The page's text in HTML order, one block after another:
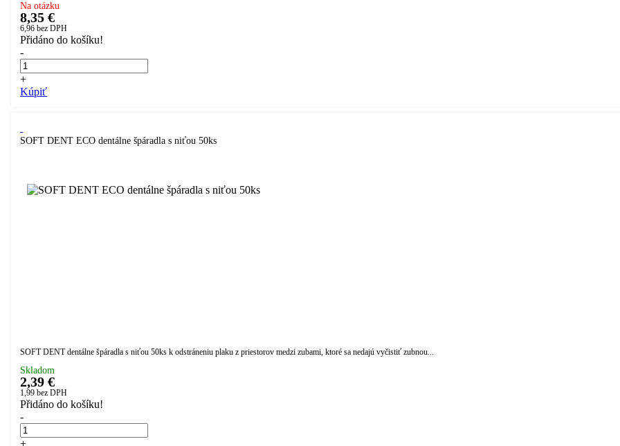
Na otázku
8,35 €
6,96 bez DPH
Přidáno do košíku!
-
+
Kúpiť
SOFT DENT ECO dentálne špáradla s niťou 50ks
SOFT DENT dentálne špáradla s niťou 50ks k odstráneniu plaku z priestorov medzi zubami, ktoré sa nedajú vyčistiť zubnou...
Skladom
2,39 €
1,99 bez DPH
Přidáno do košíku!
-